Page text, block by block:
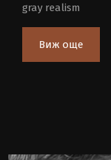
gray realism
Виж още